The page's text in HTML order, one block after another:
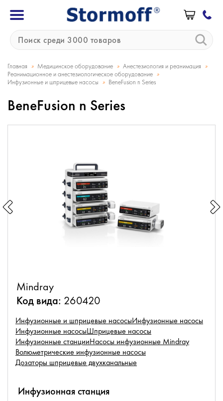
Главная » Медицинское оборудование » Анестезиология и реанимация »
Реанимационное и анестезиологическое оборудование »
Инфузионные и шприцевые насосы » BeneFusion n Series
BeneFusion n Series
Mindray
Код вида: 260420
Инфузионные и шприцевые насосыИнфузионные насосы
Инфузионные насосыШприцевые насосы
Инфузионные станцииНасосы инфузионные Mindray
Волюметрические инфузионные насосы
Дозаторы шприцевые двухканальные
Инфузионная станция